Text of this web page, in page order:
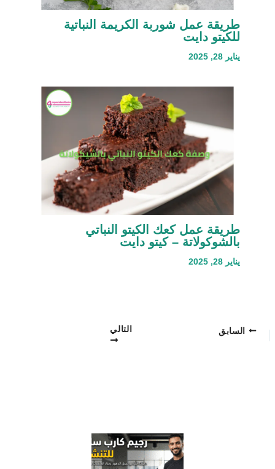
طريقة عمل شوربة الكريمة النباتية
للكيتو دايت
يناير 28, 2025
طريقة عمل كعك الكيتو النباتي
بالشوكولاتة – كيتو دايت
يناير 28, 2025
السابق التالي